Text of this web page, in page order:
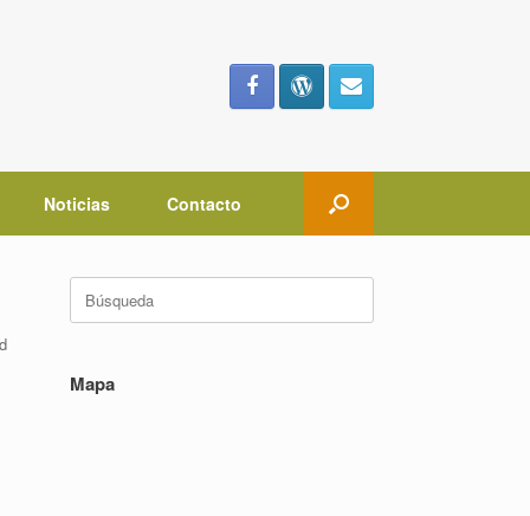
Noticias Contacto
Buscar:
Mapa